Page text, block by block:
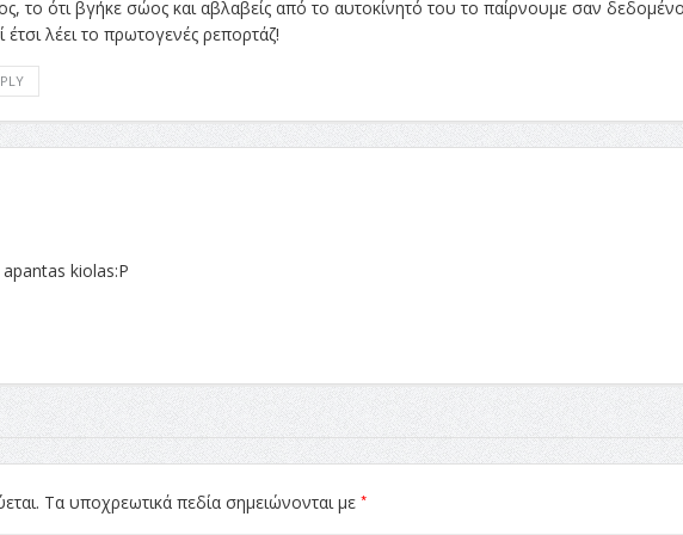
το ότι βγήκε σώος και αβλαβείς από το αυτοκίνητό του το παίρνουμε σαν
έτσι λέει το πρωτογενές ρεπορτάζ!
kiolas:P
Τα υποχρεωτικά πεδία σημειώνονται με *